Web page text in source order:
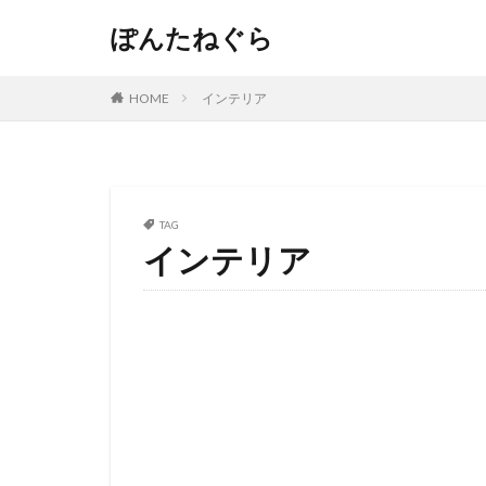
ぽんたねぐら
HOME インテリア
TAG
インテリア